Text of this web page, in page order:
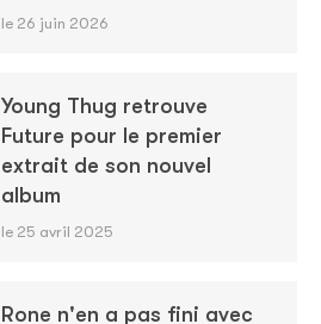
le 26 juin 2026
Young Thug retrouve
Future pour le premier
extrait de son nouvel
album
le 25 avril 2025
Rone n'en a pas fini avec